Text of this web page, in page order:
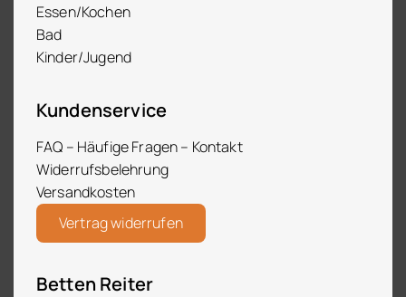
Essen/Kochen
Bad
Kinder/Jugend
Kundenservice
FAQ – Häufige Fragen – Kontakt
Widerrufsbelehrung
Versandkosten
Vertrag widerrufen
Betten Reiter